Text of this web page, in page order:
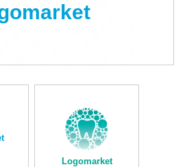
Logomarket